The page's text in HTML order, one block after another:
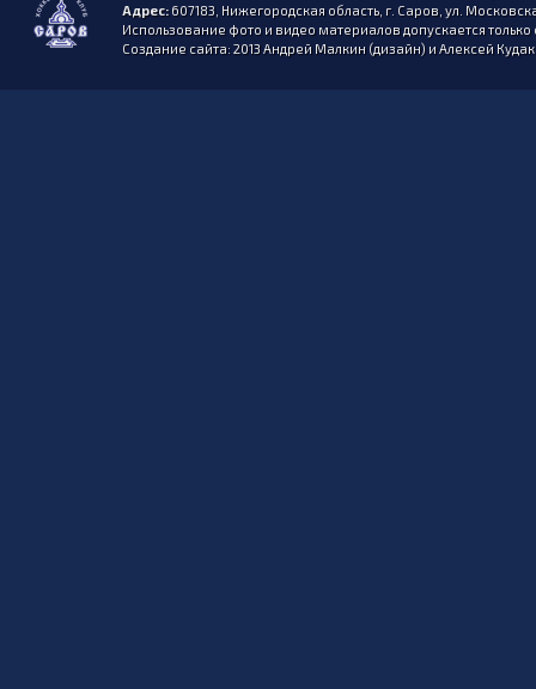
Адрес:607183, Нижегородская область, г. Саров, ул.
Использование фото и видео материалов допускается
Создание сайта: 2013 Андрей Малкин (дизайн) и Алексей